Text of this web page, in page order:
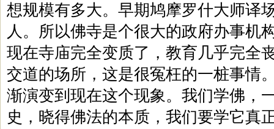
想规模有多大。早期鸠摩罗什大师译
人。所以佛寺是个很大的政府办事机
现在寺庙完全变质了，教育几乎完全
交道的场所，这是很冤枉的一桩事情
渐演变到现在这个现象。我们学佛，
史，晓得佛法的本质，我们要学它真